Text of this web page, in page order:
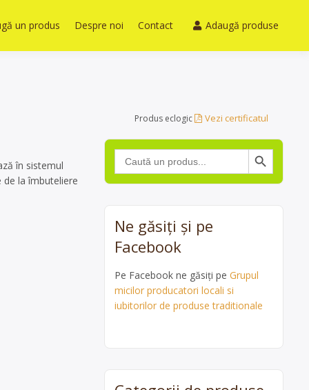
un produs Despre noi Contact Adaugă produse
Produs eclogic Vezi certificatul
în sistemul
de la îmbuteliere
Search
for:
Search Button
Ne găsiți și pe
Facebook
Pe Facebook ne găsiți pe Grupul
micilor producatori locali si
iubitorilor de produse traditionale